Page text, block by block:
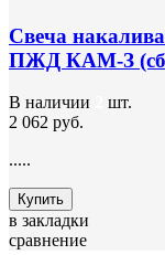
Свеча
ПЖД КАМ-З (сб
В наличии
шт.
2 062 руб.
.....
Купить
в закладки
сравнение